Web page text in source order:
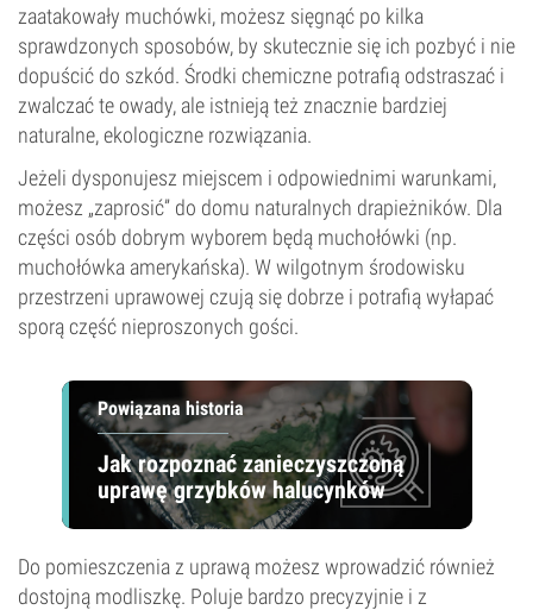
zaatakowały muchówki, możesz sięgnąć po kilka
sprawdzonych sposobów, by skutecznie się ich pozbyć i nie
dopuścić do szkód. Środki chemiczne potrafią odstraszać i
zwalczać te owady, ale istnieją też znacznie bardziej
naturalne, ekologiczne rozwiązania.
Jeżeli dysponujesz miejscem i odpowiednimi warunkami,
możesz „zaprosić” do domu naturalnych drapieżników. Dla
części osób dobrym wyborem będą muchołówki (np.
muchołówka amerykańska). W wilgotnym środowisku
przestrzeni uprawowej czują się dobrze i potrafią wyłapać
sporą część nieproszonych gości.
Powiązana historia
Jak rozpoznać zanieczyszczoną
uprawę grzybków halucynków
Do pomieszczenia z uprawą możesz wprowadzić również
dostojną modliszkę. Poluje bardzo precyzyjnie i z